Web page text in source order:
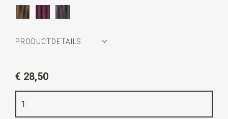
PRODUCTDETAILS
donker mauve
Kwaliteit
€ 28,50